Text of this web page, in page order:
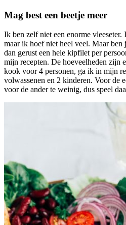
Mag best een beetje meer
Ik ben zelf niet een enorme
maar ik hoef niet heel veel. Maar ben
dan gerust een hele kipfilet per
mijn recepten. De hoeveelheden zijn
kook voor 4 personen, ga ik in mijn
volwassenen en 2 kinderen. Voor de
voor de ander te weinig, dus speel